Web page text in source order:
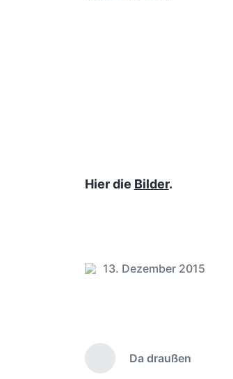
Hier die Bilder.
V
f
13. Dezember 2015
Da draußen